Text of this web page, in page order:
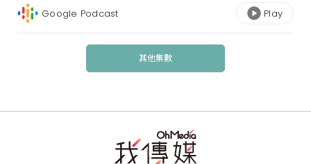
Google Podcast Play
其他集數